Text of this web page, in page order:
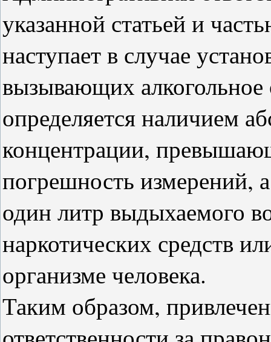
указанной статьей и
наступает в случае
вызывающих
определяется наличием
концентрации,
погрешность измерений,
один литр выдыхаемого
наркотических средств
организме человека.
Таким образом,